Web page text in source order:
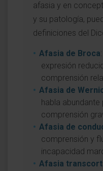
afasia y en
y su patología,
definiciones del
Afasia de Broca
expresión
comprensión
Afasia de
habla
comprensión
Afasia de
comprensión y
incapacidad
Afasia